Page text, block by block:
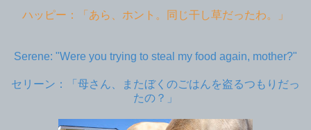
ハッピー：「あら、ホント。同じ干し草だったわ。」
Serene: "Were you trying to steal my food again, mother?"
セリーン：「母さん、またぼくのごはんを盗るつもりだっ
たの？」